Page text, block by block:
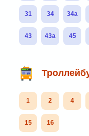
31 34 34а
43 43а 45
1 2 4
15 16